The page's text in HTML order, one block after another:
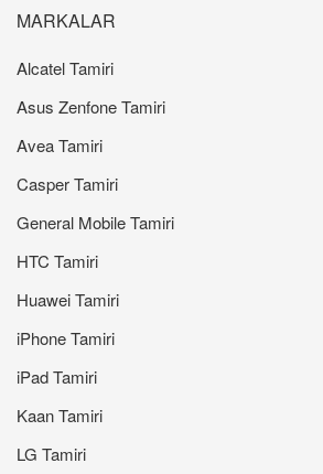
MARKALAR
Alcatel Tamiri
Asus Zenfone Tamiri
Avea Tamiri
Casper Tamiri
General Mobile Tamiri
HTC Tamiri
Huawei Tamiri
iPhone Tamiri
iPad Tamiri
Kaan Tamiri
LG Tamiri